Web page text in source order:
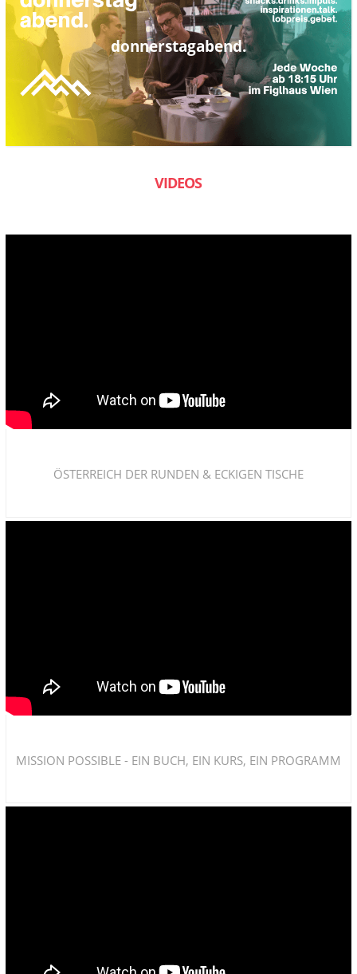
donnerstagabend.
VIDEOS
ÖSTERREICH DER RUNDEN & ECKIGEN TISCHE
MISSION POSSIBLE - EIN BUCH, EIN KURS, EIN PROGRAMM